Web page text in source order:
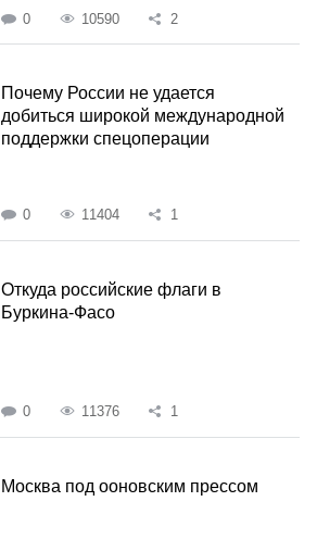
0 10590 2
Почему России не удается
добиться широкой международной
поддержки спецоперации
0 11404 1
Откуда российские флаги в
Буркина-Фасо
0 11376 1
Москва под ооновским прессом